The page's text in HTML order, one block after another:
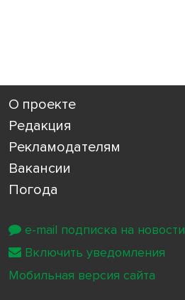
О проекте
Редакция
Рекламодателям
Вакансии
Погода
e-mail подписка на новости
Включить уведомления
Мобильная версия сайта